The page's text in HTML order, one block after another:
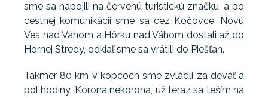
sme sa napojili na červenú turistickú značku, a po
cestnej komunikácii sme sa cez Kočovce, Novú
Ves nad Váhom a Hôrku nad Váhom dostali až do
Hornej Stredy, odkiaľ sme sa vrátili do Piešťan.
Takmer 80 km v kopcoch sme zvládli za deväť a
pol hodiny. Korona nekorona, už teraz sa teším na